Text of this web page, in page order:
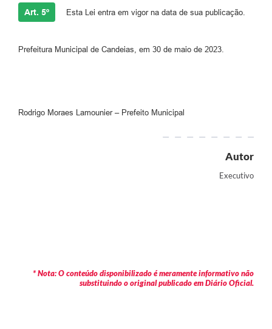
Art. 5º Esta Lei entra em vigor na data de sua publicação.
Prefeitura Municipal de Candeias, em 30 de maio de 2023.
Rodrigo Moraes Lamounier – Prefeito Municipal
Autor
Executivo
* Nota: O conteúdo disponibilizado é meramente informativo não
substituindo o original publicado em Diário Oficial.